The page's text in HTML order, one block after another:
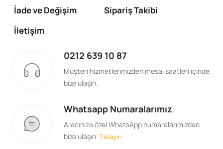
İade ve Değişim
Sipariş Takibi
İletişim
0212 639 10 87
Müşteri hizmetlerimizden mesai saatleri içinde
bize ulaşın.
Whatsapp Numaralarımız
Aracınıza özel WhatsApp numaralarımızdan
bize ulaşın. Tıklayın